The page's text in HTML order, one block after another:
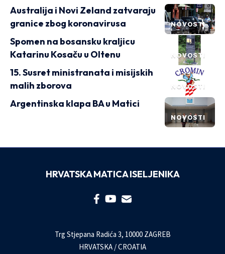
NOVOSTI
Australija i Novi Zeland zatvaraju
granice zbog koronavirusa
NOVOSTI
Spomen na bosansku kraljicu
Katarinu Kosaču u Oltenu
NOVOSTI
15. Susret ministranata i misijskih
malih zborova
NOVOSTI
Argentinska klapa BA u Matici
HRVATSKA MATICA ISELJENIKA
Trg Stjepana Radića 3, 10000 ZAGREB
HRVATSKA / CROATIA